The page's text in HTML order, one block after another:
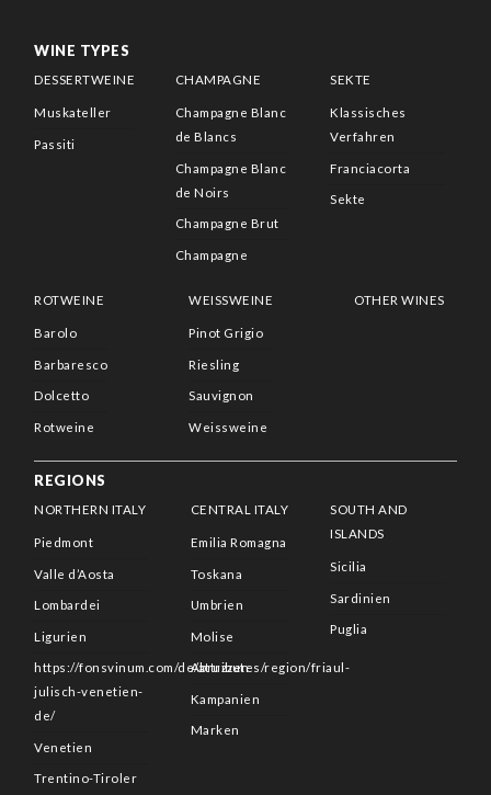
WINE TYPES
DESSERTWEINE
Muskateller
Passiti
CHAMPAGNE
Champagne Blanc
de Blancs
Champagne Blanc
de Noirs
Champagne Brut
Champagne
SEKTE
Klassisches
Verfahren
Franciacorta
Sekte
ROTWEINE
Barolo
Barbaresco
Dolcetto
Rotweine
WEISSWEINE
Pinot Grigio
Riesling
Sauvignon
Weissweine
OTHER WINES
REGIONS
NORTHERN ITALY
Piedmont
Valle d’Aosta
Lombardei
Ligurien
https://fonsvinum.com/de/attributes/region/friaul-
julisch-venetien-
de/
Venetien
Trentino-Tiroler
CENTRAL ITALY
Emilia Romagna
Toskana
Umbrien
Molise
Abruzzen
Kampanien
Marken
SOUTH AND
ISLANDS
Sicilia
Sardinien
Puglia